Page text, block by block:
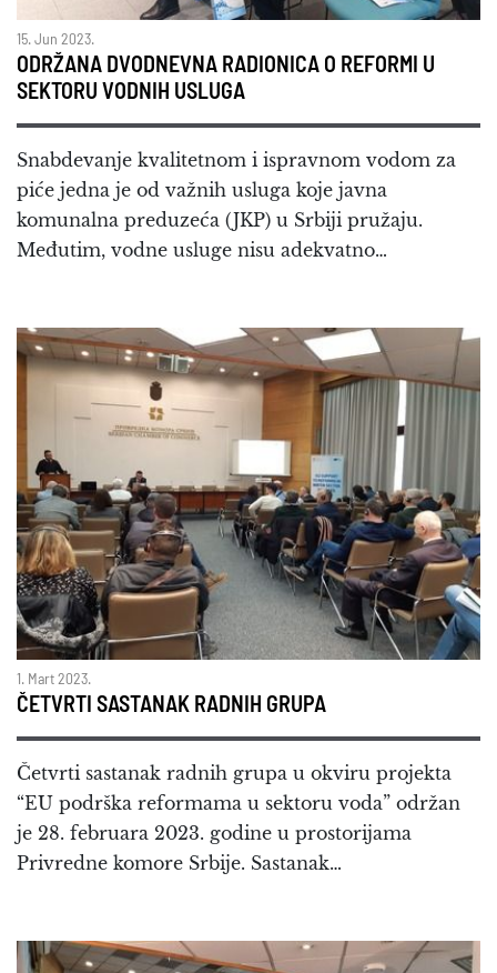
15. Jun 2023.
ODRŽANA DVODNEVNA RADIONICA O REFORMI U
SEKTORU VODNIH USLUGA
Snabdevanje kvalitetnom i ispravnom vodom za
piće jedna je od važnih usluga koje javna
komunalna preduzeća (JKP) u Srbiji pružaju.
Međutim, vodne usluge nisu adekvatno…
1. Mart 2023.
ČETVRTI SASTANAK RADNIH GRUPA
Četvrti sastanak radnih grupa u okviru projekta
“EU podrška reformama u sektoru voda” održan
je 28. februara 2023. godine u prostorijama
Privredne komore Srbije. Sastanak…